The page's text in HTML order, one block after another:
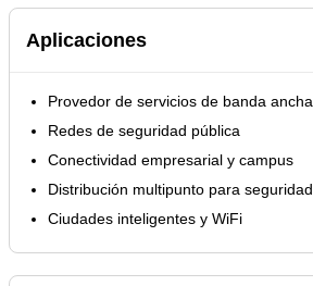
Aplicaciones
Provedor de servicios de banda ancha
Redes de seguridad pública
Conectividad empresarial y campus
Distribución multipunto para seguridad
Ciudades inteligentes y WiFi